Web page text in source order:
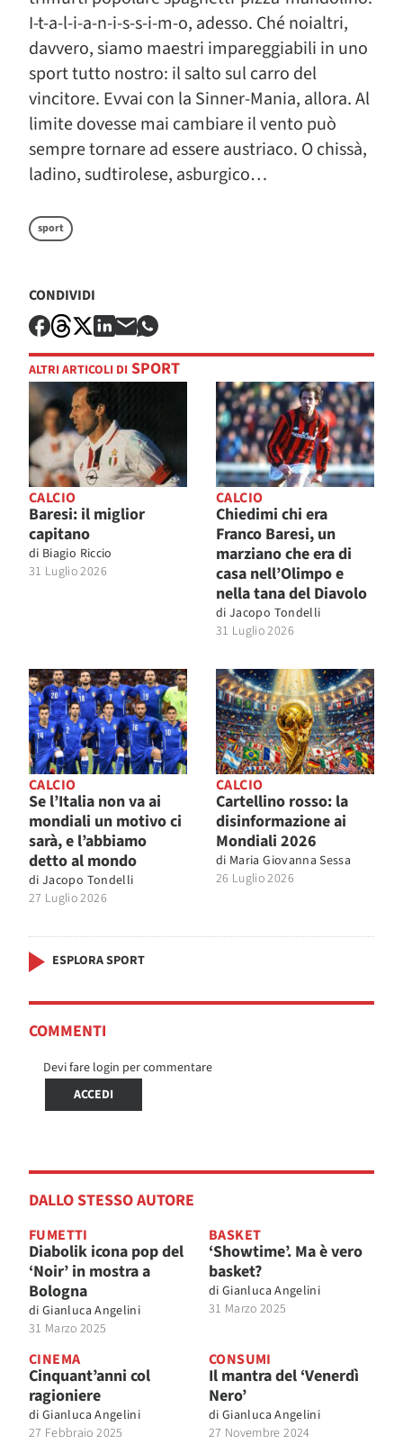
I-t-a-l-i-a-n-i-s-s-i-m-o, adesso. Ché noialtri,
davvero, siamo maestri impareggiabili in uno
sport tutto nostro: il salto sul carro del
vincitore. Evvai con la Sinner-Mania, allora. Al
limite dovesse mai cambiare il vento può
sempre tornare ad essere austriaco. O chissà,
ladino, sudtirolese, asburgico…
sport
CONDIVIDI
ALTRI ARTICOLI DI SPORT
CALCIO
Baresi: il miglior
capitano
di Biagio Riccio
31 Luglio 2026
CALCIO
Chiedimi chi era
Franco Baresi, un
marziano che era di
casa nell’Olimpo e
nella tana del Diavolo
di Jacopo Tondelli
31 Luglio 2026
CALCIO
Se l’Italia non va ai
mondiali un motivo ci
sarà, e l’abbiamo
detto al mondo
di Jacopo Tondelli
27 Luglio 2026
CALCIO
Cartellino rosso: la
disinformazione ai
Mondiali 2026
di Maria Giovanna Sessa
26 Luglio 2026
ESPLORA SPORT
COMMENTI
Devi fare login per commentare
ACCEDI
DALLO STESSO AUTORE
FUMETTI
Diabolik icona pop del
‘Noir’ in mostra a
Bologna
di Gianluca Angelini
31 Marzo 2025
BASKET
‘Showtime’. Ma è vero
basket?
di Gianluca Angelini
31 Marzo 2025
CINEMA
Cinquant’anni col
ragioniere
di Gianluca Angelini
27 Febbraio 2025
CONSUMI
Il mantra del ‘Venerdì
Nero’
di Gianluca Angelini
27 Novembre 2024